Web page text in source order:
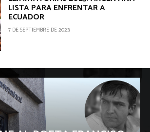
LISTA PARA ENFRENTAR A
ECUADOR
7 DE SEPTIEMBRE DE 2023